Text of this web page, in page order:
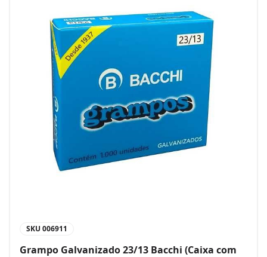
SKU 006911
Grampo Galvanizado 23/13 Bacchi (Caixa com